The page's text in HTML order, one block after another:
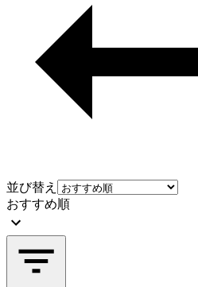
並び替え
おすすめ順